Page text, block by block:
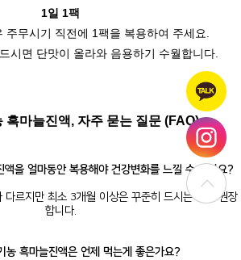
1일 1팩
주무시기 직전에 1팩을 복용하여 주세요.
시면 단맛이 올라와 음용하기 수월합니다.
흑마늘진액, 자주 묻는 질문 (FAQ)
을 얼마동안 복용해야 건강변화를 느낄 수 있나요?
다르지만 최소 3개월 이상은 꾸준히 드시는 것을 권장
합니다.
농 흑마늘진액은 언제 먹는게 좋은가요?